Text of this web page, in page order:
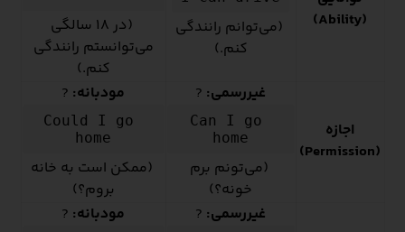
(Ability)
(می‌توانم رانندگی
کنم.)
(در ۱۸ سالگی
می‌توانستم رانندگی
کنم.)
اجازه
(Permission)
غیررسمی: ?
Can I go
home
(می‌تونم برم
خونه؟)
مودبانه: ?
Could I go
home
(ممکن است به خانه
بروم؟)
غیررسمی: ? مودبانه: ?